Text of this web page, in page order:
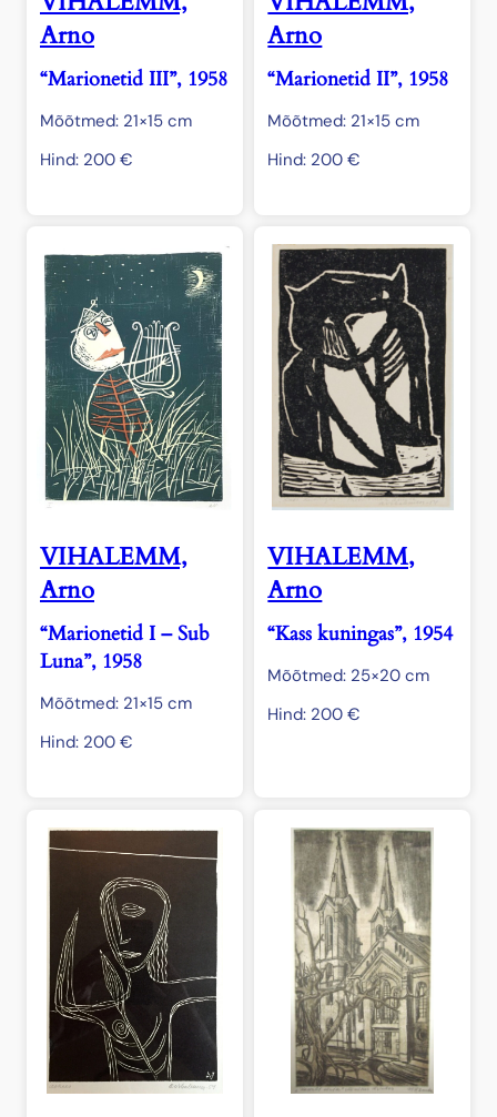
Arno
“Marionetid III”, 1958
Mõõtmed: 21×15 cm
Hind: 200 €
Arno
“Marionetid II”, 1958
Mõõtmed: 21×15 cm
Hind: 200€
VIHALEMM,
Arno
“Marionetid I – Sub
Luna”, 1958
Mõõtmed: 21×15 cm
Hind: 200 €
VIHALEMM,
Arno
“Kass kuningas”, 1954
Mõõtmed: 25×20 cm
Hind: 200€